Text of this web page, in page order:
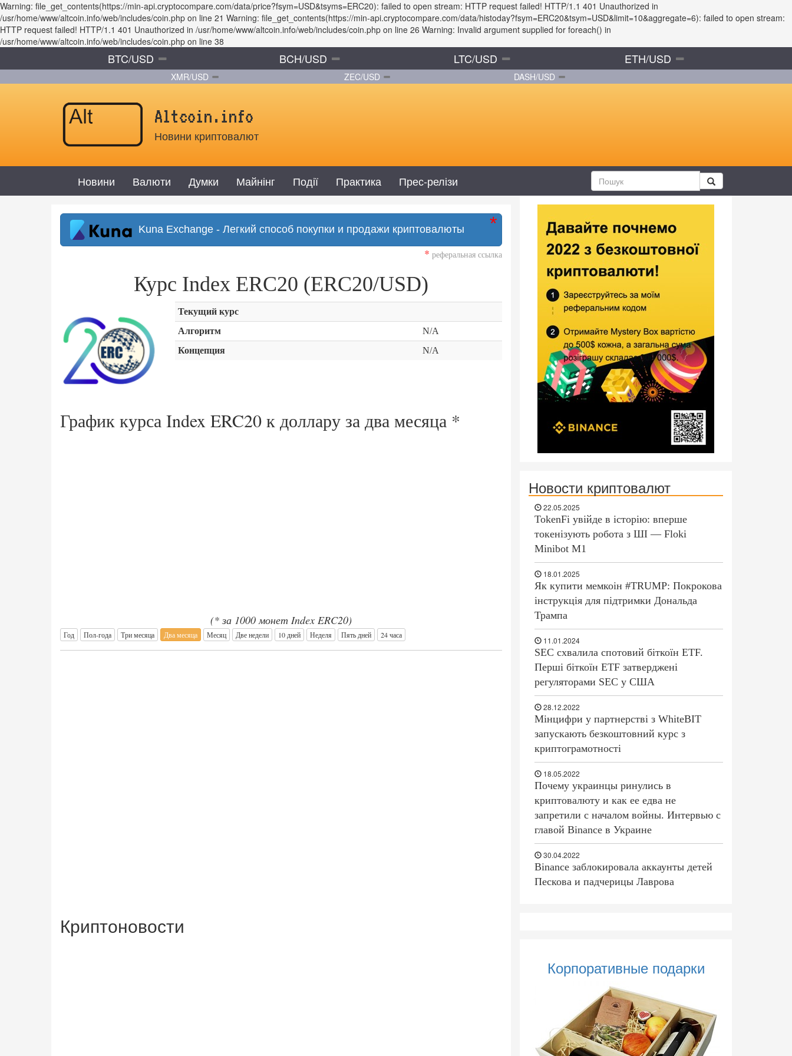
Warning: file_get_contents(https://min-api.cryptocompare.com/data/price?fsym=USD&tsyms=ERC20): failed to open stream: HTTP request failed! HTTP/1.1 401 Unauthorized in
/usr/home/www/altcoin.info/web/includes/coin.php on line 21 Warning: file_get_contents(https://min-api.cryptocompare.com/data/histoday?fsym=ERC20&tsym=USD&limit=10&aggregate=6): failed to open stream:
HTTP request failed! HTTP/1.1 401 Unauthorized in /usr/home/www/altcoin.info/web/includes/coin.php on line 26 Warning: Invalid argument supplied for foreach() in
/usr/home/www/altcoin.info/web/includes/coin.php on line 38
BTC/USD BCH/USD LTC/USD ETH/USD
XMR/USD ZEC/USD DASH/USD
Altcoin.info
Новини криптовалют
Новини Валюти Думки Майнінг Події Практика Прес-релізи
Kuna Exchange - Легкий способ покупки и продажи криптовалюты
* реферальная ссылка
Курс Index ERC20 (ERC20/USD)
Текущий курс
Алгоритм
N/A
Концепция
N/A
График курса Index ERC20 к доллару за два месяца *
(* за 1000 монет Index ERC20)
Год Пол-года Три месяца Два месяца Месяц Две недели 10 дней Неделя Пять дней 24 часа
Криптоновости
Новости криптовалют
22.05.2025
TokenFi увійде в історію: вперше
токенізують робота з ШІ — Floki
Minibot M1
18.01.2025
Як купити мемкоін #TRUMP: Покрокова
інструкція для підтримки Дональда
Трампа
11.01.2024
SEC схвалила спотовий біткоїн ETF.
Перші біткоїн ETF затверджені
регуляторами SEC у США
28.12.2022
Мінцифри у партнерстві з WhiteBIT
запускають безкоштовний курс з
криптограмотності
18.05.2022
Почему украинцы ринулись в
криптовалюту и как ее едва не
запретили с началом войны. Интервью с
главой Binance в Украине
30.04.2022
Binance заблокировала аккаунты детей
Пескова и падчерицы Лаврова
Корпоративные подарки